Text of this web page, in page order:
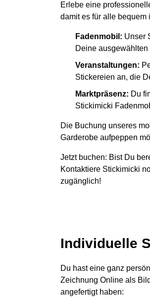
Erlebe eine
damit es für alle bequem
Fadenmobil: Unser
Deine
Veranstaltungen:
Stickereien an, die
Marktpräsenz: Du
Stickimicki
Die Buchung unseres
Garderobe aufpeppen
Jetzt buchen: Bist Du
Kontaktiere Stickimicki
zugänglich!
Individuelle
Du hast eine ganz
Zeichnung Online als
angefertigt haben: